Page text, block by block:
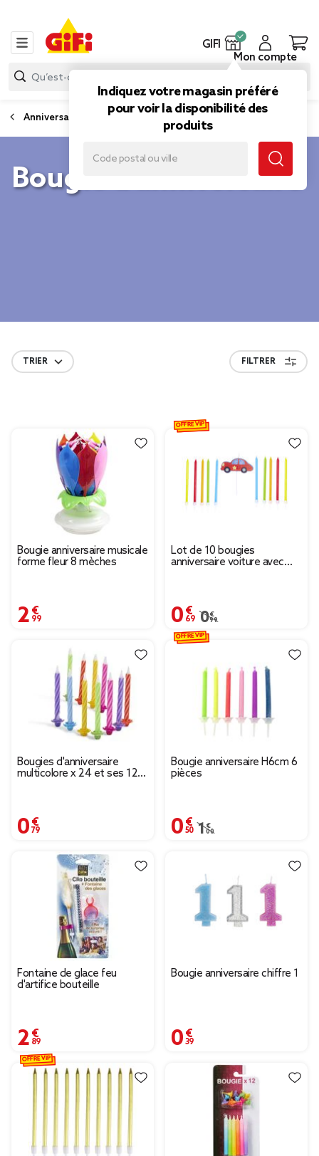
GIFI
Indiquez votre magasin préféré
pour voir la disponibilité des
produits
Mon compte
Anniversaire
Bougie d'anniversaire
TRIER FILTRER
Bougie anniversaire musicale
forme fleur 8 mèches
2,99 €
Lot de 10 bougies
anniversaire voiture avec
0,69 €
Prix remisé de 0,99 €
0,99 €
OFFRE VIP
Bougies d'anniversaire
multicolore x 24 et ses 12
0,79 €
Bougie anniversaire H6cm 6
pièces
0,50 €
Prix remisé de 1,00 € à
1,00 €
OFFRE VIP
Fontaine de glace feu
d'artifice bouteille
2,89 €
Bougie anniversaire chiffre 1
0,39 €
OFFRE VIP